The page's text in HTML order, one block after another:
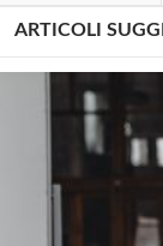
ARTICOLI